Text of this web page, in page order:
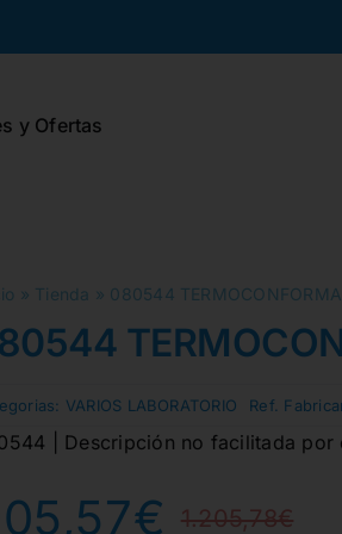
y Ofertas
» Tienda » 080544
VARIOS LABORATORIO Ref.
| Descripción no facilitada por
1.205,78€
€